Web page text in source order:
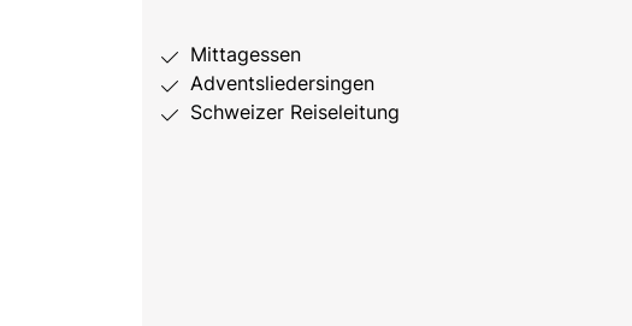
Mittagessen
Adventsliedersingen
Schweizer Reiseleitung